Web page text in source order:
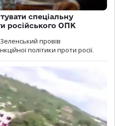
спеціальну
російського ОПК
провів
політики проти росії.